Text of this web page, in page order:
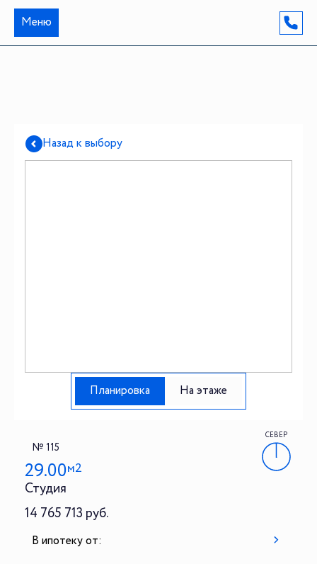
Меню
Назад к выбору
Планировка На этаже
СЕВЕР
№ 115
29.00м2
Студия
14 765 713 руб.
В ипотеку от: